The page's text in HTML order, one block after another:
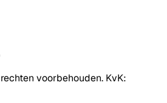
voorbehouden. KvK: